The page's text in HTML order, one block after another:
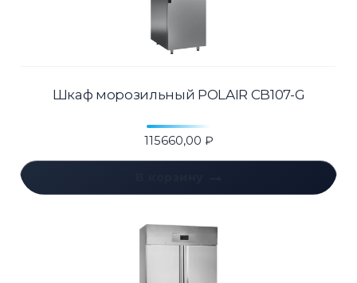
Шкаф морозильный POLAIR CB107-G
115660,00 ₽